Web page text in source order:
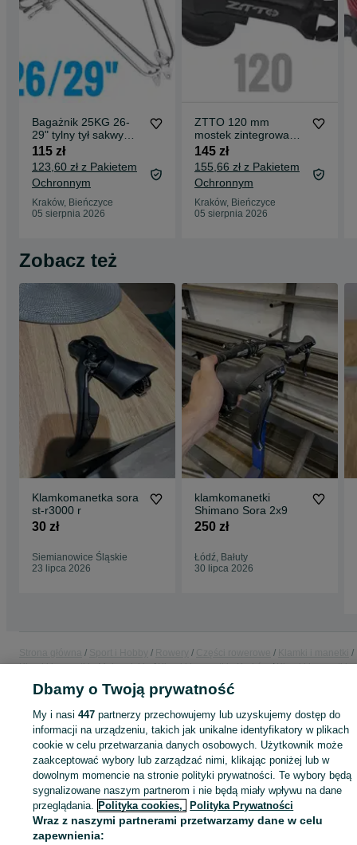
Bagażnik 25KG 26-
29" tylny tył sakwy
wyprawowy rower
rowerowy
115 zł
123,60 zł z Pakietem
Ochronnym
Kraków, Bieńczyce
05 sierpnia 2026
ZTTO 120 mm
mostek zintegrowany
kokpit gravel szosowy
aero shimano di2
145 zł
155,66 zł z Pakietem
Ochronnym
Kraków, Bieńczyce
05 sierpnia 2026
Zobacz też
Klamkomanetka sora
st-r3000 r
30 zł
Siemianowice Śląskie
23 lipca 2026
klamkomanetki
Shimano Sora 2x9
250 zł
Łódź, Bałuty
30 lipca 2026
Klamki i manetki - Małopolskie
Klamki i manetki - Kraków
Klamki i manetki -
Bieńczyce
KATEGORIA
ID:1077203973 Wyświetlenia:
Kup
Dbamy o Twoją prywatność
My i nasi447 partnerzy przechowujemy lub uzyskujemy dostęp do
informacji na urządzeniu, takich jak unikalne identyfikatory w plikach
cookie w celu przetwarzania danych osobowych. Użytkownik może
zaakceptować wybory lub zarządzać nimi, klikając poniżej lub w
dowolnym momencie na stronie polityki prywatności. Te wybory będą
sygnalizowane naszym partnerom i nie będą miały wpływu na dane
przeglądania. Polityka cookies, Polityka Prywatności
Wraz z naszymi partnerami przetwarzamy dane w celu
zapewnienia: